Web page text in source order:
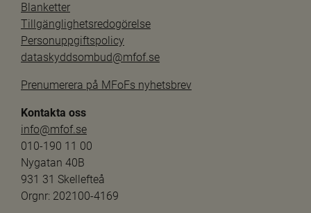
Blanketter
Tillgänglighetsredogörelse
Personuppgiftspolicy
dataskyddsombud@mfof.se
Prenumerera på MFoFs nyhetsbrev
Kontakta oss
info@mfof.se
010-190 11 00
Nygatan 40B
931 31 Skellefteå
Orgnr: 202100-4169